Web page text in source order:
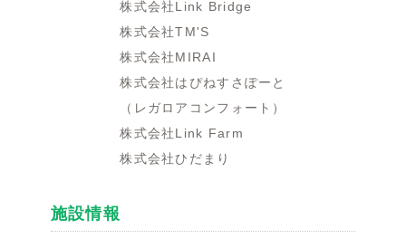
株式会社Link Bridge
株式会社TM'S
株式会社MIRAI
株式会社はぴねすさぽーと
（レガロアコンフォート）
株式会社Link Farm
株式会社ひだまり
施設情報